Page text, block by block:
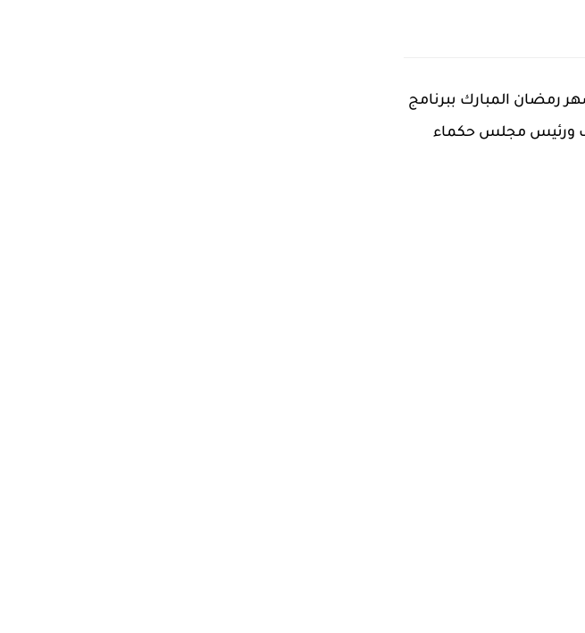
رمضان المبارك ببرنامج
ورئيس مجلس حكماء